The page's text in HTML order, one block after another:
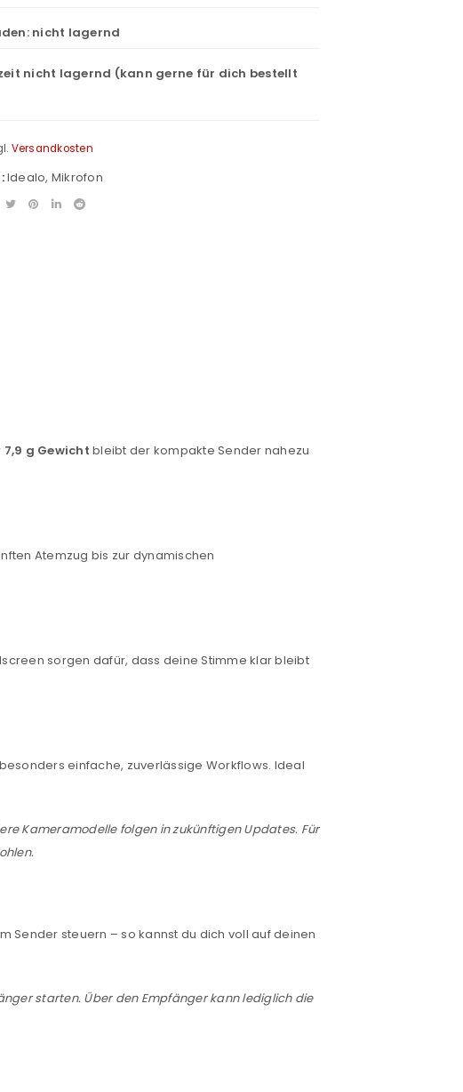
nicht lagernd
nicht lagernd (kann gerne für dich bestellt
Versandkosten
Idealo, Mikrofon
7,9 g Gewicht bleibt der kompakte Sender nahezu
Atemzug bis zur dynamischen
sorgen dafür, dass deine Stimme klar bleibt
einfache, zuverlässige Workflows. Ideal
Kameramodelle folgen in zukünftigen Updates. Für
Sender steuern – so kannst du dich voll auf deinen
starten. Über den Empfänger kann lediglich die